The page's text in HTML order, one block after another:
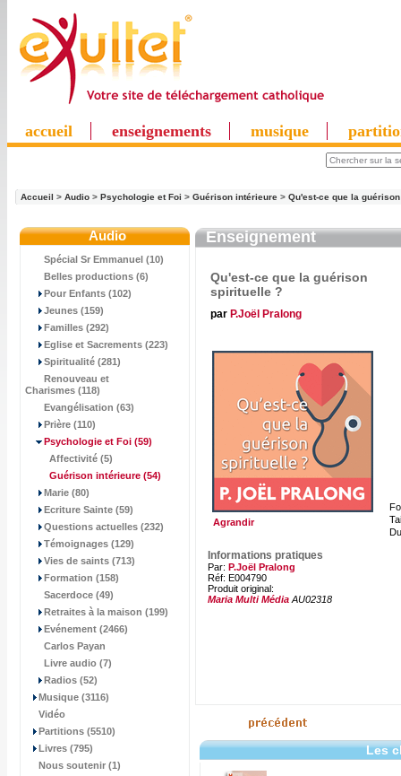
accueil enseignements musique
Accueil > Audio > Psychologie et Foi > Guérison intérieure > Qu'est-ce que la
Audio
Spécial Sr Emmanuel (10)
Belles productions (6)
Pour Enfants (102)
Jeunes (159)
Familles (292)
Eglise et Sacrements (223)
Spiritualité (281)
Renouveau et
Charismes (118)
Evangélisation (63)
Prière (110)
Psychologie et Foi (59)
Affectivité (5)
Guérison intérieure (54)
Marie (80)
Ecriture Sainte (59)
Questions actuelles (232)
Témoignages (129)
Vies de saints (713)
Formation (158)
Sacerdoce (49)
Retraites à la maison (199)
Evénement (2466)
Carlos Payan
Livre audio (7)
Radios (52)
Musique (3116)
Vidéo
Partitions (5510)
Livres (795)
Nous soutenir (1)
Enseignement
Qu'est-ce que la guérison
spirituelle ?
par P.Joël Pralong
Agrandir
Informations pratiques
Par: P.Joël Pralong
Réf: E004790
Produit original:
Maria Multi Média AU02318
Les